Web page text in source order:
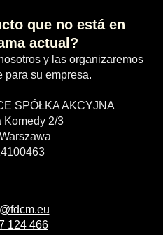
que no está en
actual?
y las organizaremos
para su empresa.
SPÓŁKA AKCYJNA
Komedy 2/3
124 466